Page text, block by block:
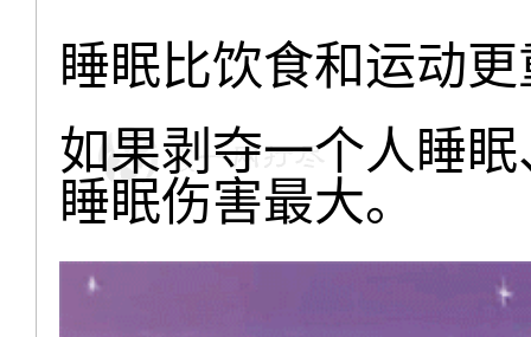
睡眠比饮食和运动
如果剥夺一个人睡
睡眠伤害最大。